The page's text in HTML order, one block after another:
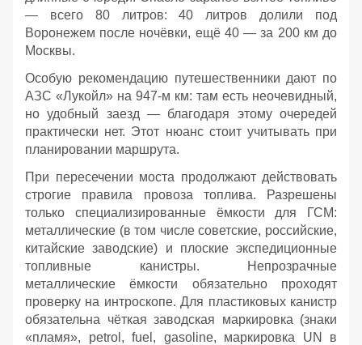
— всего 80 литров: 40 литров долили под
Воронежем после ночёвки, ещё 40 — за 200 км до
Москвы.
Особую рекомендацию путешественники дают по
АЗС «Лукойл» на 947‑м км: там есть неочевидный,
но удобный заезд — благодаря этому очередей
практически нет. Этот нюанс стоит учитывать при
планировании маршрута.
При пересечении моста продолжают действовать
строгие правила провоза топлива. Разрешены
только специализированные ёмкости для ГСМ:
металлические (в том числе советские, российские,
китайские заводские) и плоские экспедиционные
топливные канистры. Непрозрачные
металлические ёмкости обязательно проходят
проверку на интроскопе. Для пластиковых канистр
обязательна чёткая заводская маркировка (знаки
«пламя», petrol, fuel, gasoline, маркировка UN в